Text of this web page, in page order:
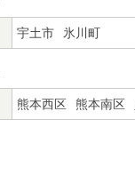
宇土市 氷川町
熊本西区 熊本南区